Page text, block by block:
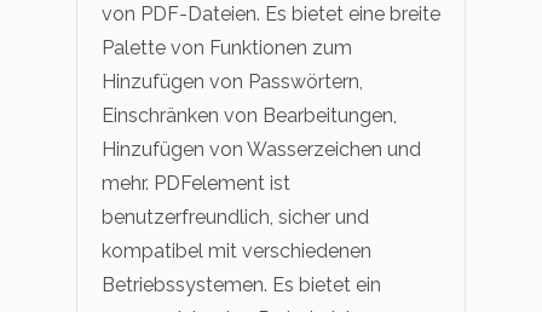
von PDF-Dateien. Es bietet eine breite
Palette von Funktionen zum
Hinzufügen von Passwörtern,
Einschränken von Bearbeitungen,
Hinzufügen von Wasserzeichen und
mehr. PDFelement ist
benutzerfreundlich, sicher und
kompatibel mit verschiedenen
Betriebssystemen. Es bietet ein